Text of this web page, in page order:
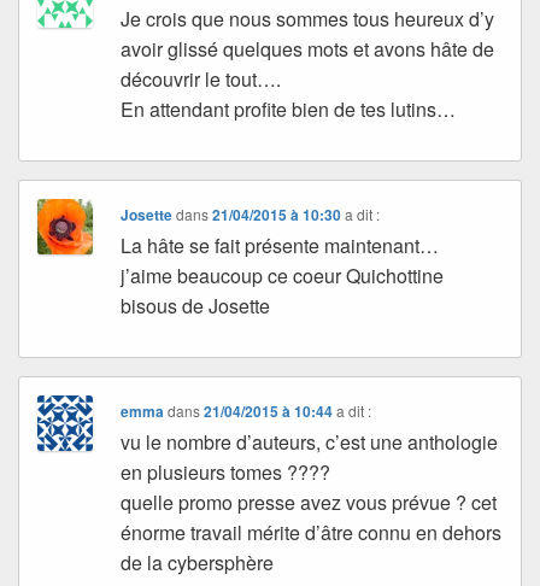
Je crois que nous sommes tous heureux d’y
avoir glissé quelques mots et avons hâte de
découvrir le tout….
En attendant profite bien de tes lutins…
Josettedans21/04/2015 à 10:30 a dit :
La hâte se fait présente maintenant…
j’aime beaucoup ce coeur Quichottine
bisous de Josette
emmadans21/04/2015 à 10:44 a dit :
vu le nombre d’auteurs, c’est une anthologie
en plusieurs tomes ????
quelle promo presse avez vous prévue ? cet
énorme travail mérite d’âtre connu en dehors
de la cybersphère